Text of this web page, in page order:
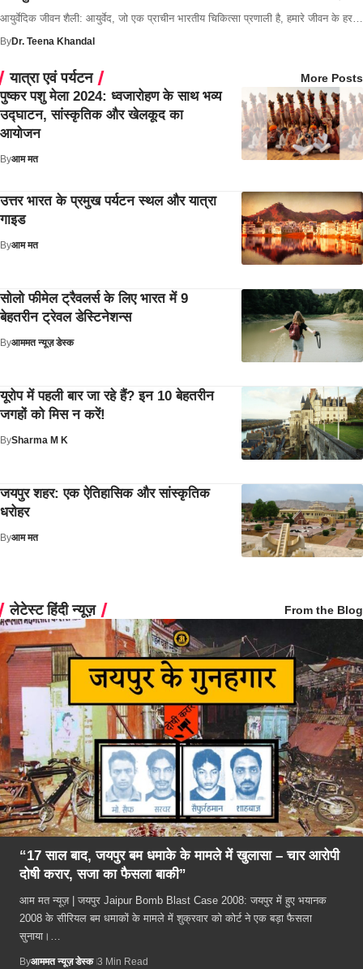
आयुर्वेदिक जीवन शैली: आयुर्वेद, जो एक प्राचीन भारतीय चिकित्सा प्रणाली है, हमारे जीवन के हर…
ByDr. Teena Khandal
यात्रा एवं पर्यटन More Posts
पुष्कर पशु मेला 2024: ध्वजारोहण के साथ भव्य
उद्घाटन, सांस्कृतिक और खेलकूद का
आयोजन
Byआम मत
उत्तर भारत के प्रमुख पर्यटन स्थल और यात्रा
गाइड
Byआम मत
सोलो फीमेल ट्रैवलर्स के लिए भारत में 9
बेहतरीन ट्रेवल डेस्टिनेशन्स
Byआममत न्यूज़ डेस्क
यूरोप में पहली बार जा रहे हैं? इन 10 बेहतरीन
जगहों को मिस न करें!
BySharma M K
जयपुर शहर: एक ऐतिहासिक और सांस्कृतिक
धरोहर
Byआम मत
लेटेस्ट हिंदी न्यूज़ From the Blog
“17 साल बाद, जयपुर बम धमाके के मामले में खुलासा – चार आरोपी
दोषी करार, सजा का फैसला बाकी”
आम मत न्यूज़ | जयपुर Jaipur Bomb Blast Case 2008: जयपुर में हुए भयानक
2008 के सीरियल बम धमाकों के मामले में शुक्रवार को कोर्ट ने एक बड़ा फैसला
सुनाया।…
Byआममत न्यूज़ डेस्क 3 Min Read